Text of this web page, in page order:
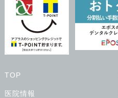
TOP
医院情報